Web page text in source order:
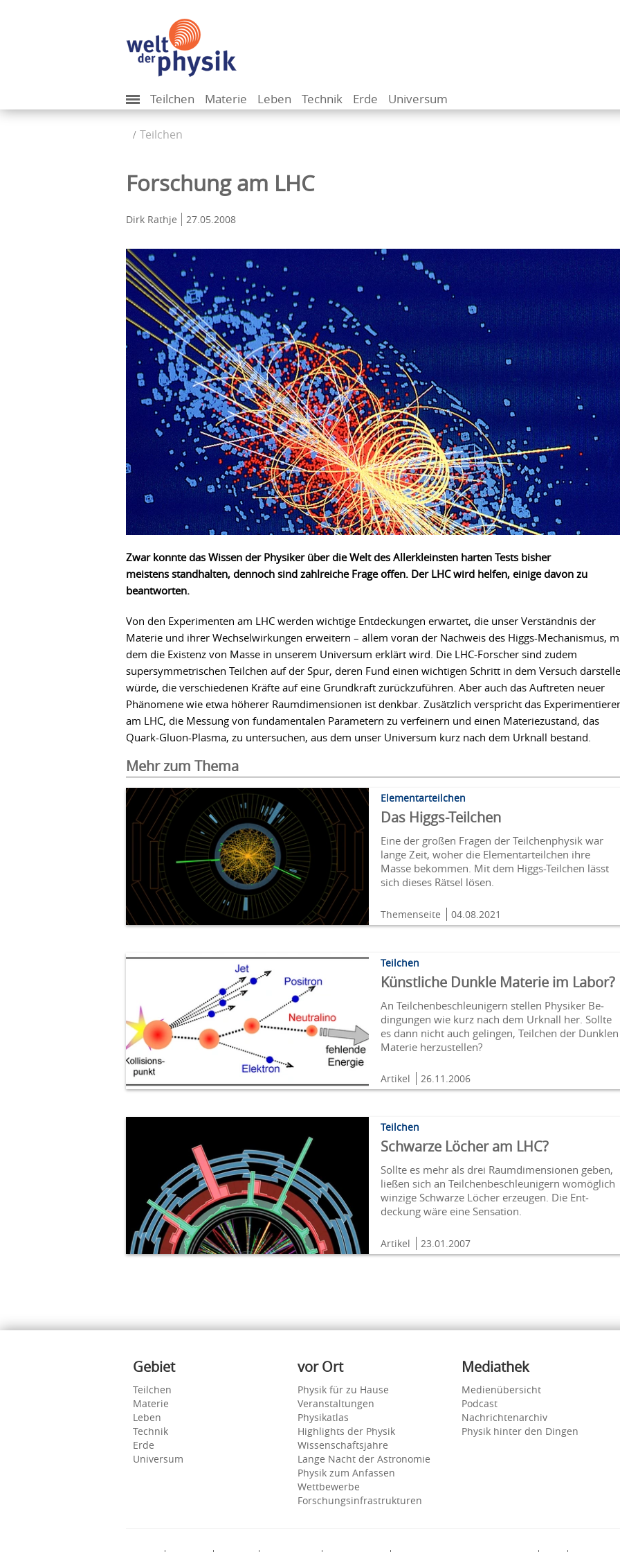
Teilchen Materie Leben Technik Erde Universum
Teilchen
Forschung am LHC
Dirk Rathje 27.05.2008
Zwar konnte das Wissen der Physiker über die Welt des Allerkleinsten harten Tests bisher
meistens standhalten, dennoch sind zahlreiche Frage offen. Der LHC wird helfen, einige davon zu
beantworten.
Von den Experimenten am LHC werden wichtige Entdeckungen erwartet, die unser Verständnis der
Materie und ihrer Wechselwirkungen erweitern – allem voran der Nachweis des Higgs-Mechanismus,
dem die Existenz von Masse in unserem Universum erklärt wird. Die LHC-Forscher sind zudem
supersymmetrischen Teilchen auf der Spur, deren Fund einen wichtigen Schritt in dem Versuch
würde, die verschiedenen Kräfte auf eine Grundkraft zurückzuführen. Aber auch das Auftreten neuer
Phänomene wie etwa höherer Raumdimensionen ist denkbar. Zusätzlich verspricht das
am LHC, die Messung von fundamentalen Parametern zu verfeinern und einen Materiezustand, das
Quark-Gluon-Plasma, zu untersuchen, aus dem unser Universum kurz nach dem Urknall bestand.
Mehr zum Thema
Elementarteilchen
Das Higgs-Teilchen
Eine der großen Fragen der Teilchenphysik war
lange Zeit, woher die Elementarteilchen ihre
Masse bekommen. Mit dem Higgs-Teilchen lässt
sich dieses Rätsel lösen.
Themenseite 04.08.2021
Teilchen
Künstliche Dunkle Materie im Labor?
An Teilchen­beschleunigern stellen Physiker Be­
ding­ung­en wie kurz nach dem Ur­knall her. Sollte
es dann nicht auch ge­lingen, Teil­chen der Dunklen
Materie herzustellen?
Artikel 26.11.2006
Teilchen
Schwarze Löcher am LHC?
Sollte es mehr als drei Raum­dimen­sionen geben,
ließen sich an Teil­chen­be­schleu­nigern womöglich
win­zige Schwarze Löcher erzeu­gen. Die Ent­
deckung wäre eine Sensation.
Artikel 23.01.2007
Inhalte
Gebiet
Teilchen
Materie
Leben
Technik
Erde
Universum
vor Ort
Physik für zu Hause
Veranstaltungen
Physikatlas
Highlights der Physik
Wissenschaftsjahre
Lange Nacht der Astronomie
Physik zum Anfassen
Wettbewerbe
Forschungsinfrastrukturen
Mediathek
Medienübersicht
Podcast
Nachrichtenarchiv
Physik hinter den Dingen